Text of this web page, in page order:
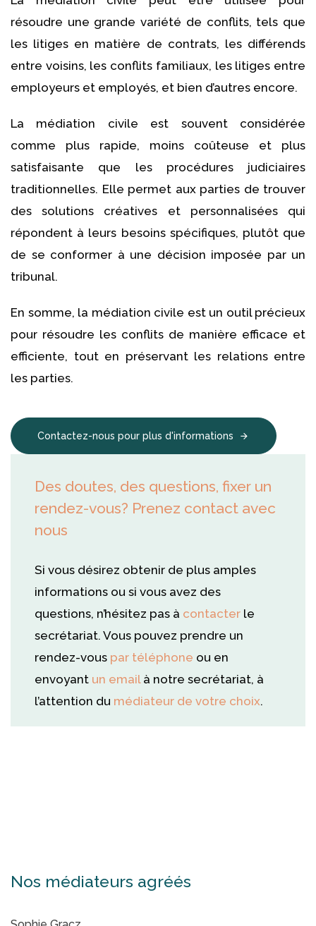
résoudre une grande variété de conflits, tels que
les litiges en matière de contrats, les différends
entre voisins, les conflits familiaux, les litiges entre
employeurs et employés, et bien d’autres encore.
La médiation civile est souvent considérée
comme plus rapide, moins coûteuse et plus
satisfaisante que les procédures judiciaires
traditionnelles. Elle permet aux parties de trouver
des solutions créatives et personnalisées qui
répondent à leurs besoins spécifiques, plutôt que
de se conformer à une décision imposée par un
tribunal.
En somme, la médiation civile est un outil précieux
pour résoudre les conflits de manière efficace et
efficiente, tout en préservant les relations entre
les parties.
Contactez-nous pour plus d'informations
Des doutes, des questions, fixer un
rendez-vous? Prenez contact avec
nous
Si vous désirez obtenir de plus amples
informations ou si vous avez des
questions, n’hésitez pas à contacter le
secrétariat. Vous pouvez prendre un
rendez-vous par téléphone ou en
envoyant un emailà notre secrétariat, à
l’attention du médiateur de votre choix.
Nos médiateurs agréés